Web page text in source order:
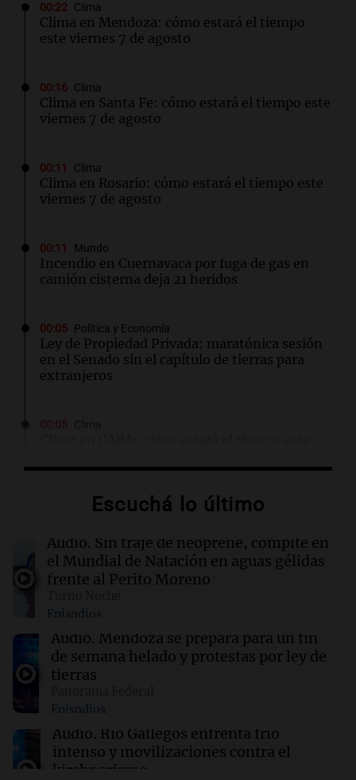
00:22 Clima
Clima en Mendoza: cómo estará el tiempo
este viernes 7 de agosto
00:16 Clima
Clima en Santa Fe: cómo estará el tiempo este
viernes 7 de agosto
00:11 Clima
Clima en Rosario: cómo estará el tiempo este
viernes 7 de agosto
00:11 Mundo
Incendio en Cuernavaca por fuga de gas en
camión cisterna deja 21 heridos
00:05 Política y Economía
Ley de Propiedad Privada: maratónica sesión
en el Senado sin el capítulo de tierras para
extranjeros
Clima
viernes 7 de agosto
23:50 Deportes
campeón panamericano de canotaje eslalon
en Canadá
23:48 Sociedad
la Ley de Inviolabilidad de la Propiedad
Privada
Escuchá lo último
Audio. Sin traje de neoprene, compite en
el Mundial de Natación en aguas gélidas
frente al Perito Moreno
Episodios
Audio. Mendoza se prepara para un fin
de semana helado y protestas por ley de
tierras
Episodios
Audio. Río Gallegos enfrenta frío
intenso y movilizaciones contra el
kirchnerismo